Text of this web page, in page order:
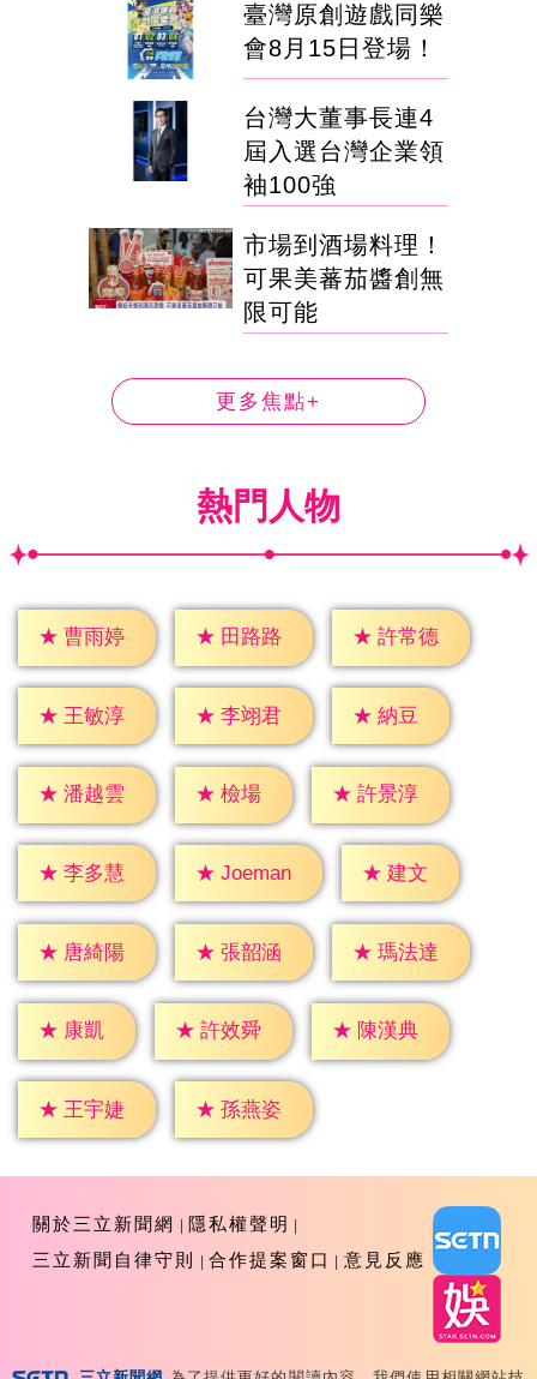
臺灣原創遊戲同樂
會8月15日登場！
台灣大董事長連4
屆入選台灣企業領
袖100強
市場到酒場料理！
可果美蕃茄醬創無
限可能
更多焦點+
熱門人物
★ 曹雨婷 ★ 田路路 ★ 許常德
★ 王敏淳 ★ 李翊君 ★ 納豆
★ 潘越雲 ★ 檢場 ★ 許景淳
★ 李多慧 ★ Joeman ★ 建文
★ 唐綺陽 ★ 張韶涵 ★ 瑪法達
★ 康凱 ★ 許效舜 ★ 陳漢典
★ 王宇婕 ★ 孫燕姿
關於三立新聞網
隱私權聲明
三立新聞自律守則
合作提案窗口 意見反應